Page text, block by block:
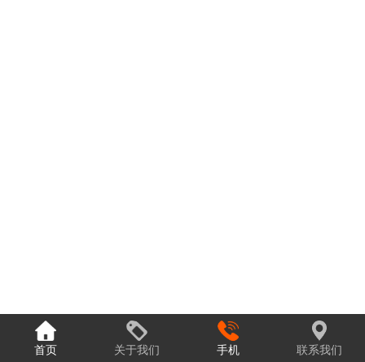
首页 关于我们 手机 联系我们